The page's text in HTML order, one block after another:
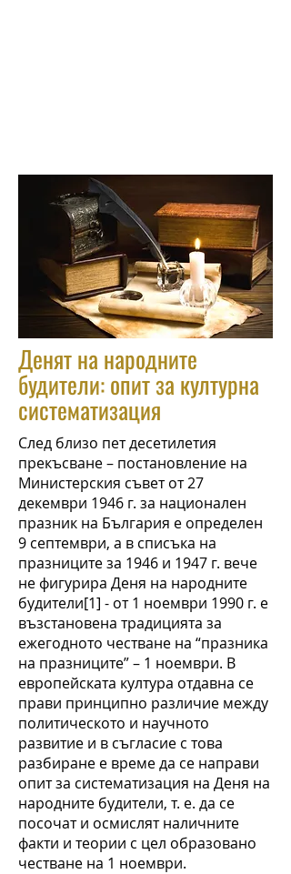
Денят на народните
будители: опит за културна
систематизация
След близо пет десетилетия
прекъсване – постановление на
Министерския съвет от 27
декември 1946 г. за национален
празник на България е определен
9 септември, а в списъка на
празниците за 1946 и 1947 г. вече
не фигурира Деня на народните
будители[1] - от 1 ноември 1990 г. е
възстановена традицията за
ежегодното честване на “празника
на празниците” – 1 ноември. В
европейската култура отдавна се
прави принципно различие между
политическото и научното
развитие и в съгласие с това
разбиране е време да се направи
опит за систематизация на Деня на
народните будители, т. е. да се
посочат и осмислят наличните
факти и теории с цел образовано
честване на 1 ноември.